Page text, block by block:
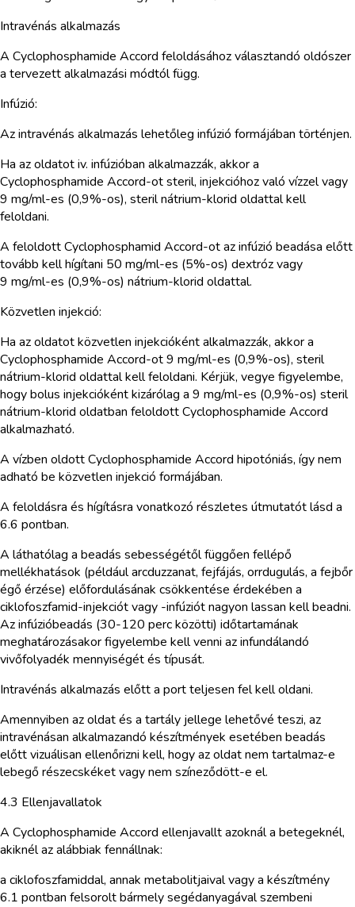
Intravénás alkalmazás
A Cyclophosphamide Accord feloldásához választandó oldószer
a tervezett alkalmazási módtól függ.
Infúzió:
Az intravénás alkalmazás lehetőleg infúzió formájában történjen.
Ha az oldatot iv. infúzióban alkalmazzák, akkor a
Cyclophosphamide Accord-ot steril, injekcióhoz való vízzel vagy
9 mg/ml-es (0,9%-os), steril nátrium-klorid oldattal kell
feloldani.
A feloldott Cyclophosphamid Accord-ot az infúzió beadása előtt
tovább kell hígítani 50 mg/ml-es (5%-os) dextróz vagy
9 mg/ml-es (0,9%-os) nátrium-klorid oldattal.
Közvetlen injekció:
Ha az oldatot közvetlen injekcióként alkalmazzák, akkor a
Cyclophosphamide Accord-ot 9 mg/ml-es (0,9%-os), steril
nátrium-klorid oldattal kell feloldani. Kérjük, vegye figyelembe,
hogy bolus injekcióként kizárólag a 9 mg/ml-es (0,9%-os) steril
nátrium-klorid oldatban feloldott Cyclophosphamide Accord
alkalmazható.
A vízben oldott Cyclophosphamide Accord hipotóniás, így nem
adható be közvetlen injekció formájában.
A feloldásra és hígításra vonatkozó részletes útmutatót lásd a
6.6 pontban.
A láthatólag a beadás sebességétől függően fellépő
mellékhatások (például arcduzzanat, fejfájás, orrdugulás, a fejbőr
égő érzése) előfordulásának csökkentése érdekében a
ciklofoszfamid-injekciót vagy -infúziót nagyon lassan kell beadni.
Az infúzióbeadás (30-120 perc közötti) időtartamának
meghatározásakor figyelembe kell venni az infundálandó
vivőfolyadék mennyiségét és típusát.
Intravénás alkalmazás előtt a port teljesen fel kell oldani.
Amennyiben az oldat és a tartály jellege lehetővé teszi, az
intravénásan alkalmazandó készítmények esetében beadás
előtt vizuálisan ellenőrizni kell, hogy az oldat nem tartalmaz-e
lebegő részecskéket vagy nem színeződött-e el.
4.3 Ellenjavallatok
A Cyclophosphamide Accord ellenjavallt azoknál a betegeknél,
akiknél az alábbiak fennállnak:
a ciklofoszfamiddal, annak metabolitjaival vagy a készítmény
6.1 pontban felsorolt bármely segédanyagával szembeni